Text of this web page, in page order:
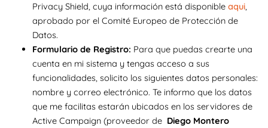
Privacy Shield, cuya información está disponible aqui,
aprobado por el Comité Europeo de Protección de
Datos.
Formulario de Registro: Para que puedas crearte una
cuenta en mi sistema y tengas acceso a sus
funcionalidades, solicito los siguientes datos personales:
nombre y correo electrónico. Te informo que los datos
que me facilitas estarán ubicados en los servidores de
Active Campaign (proveedor de Diego Montero